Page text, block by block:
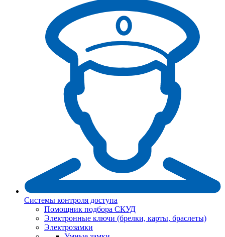
Системы контроля доступа
Помощник подбора СКУД
Электронные ключи (брелки, карты, браслеты)
Электрозамки